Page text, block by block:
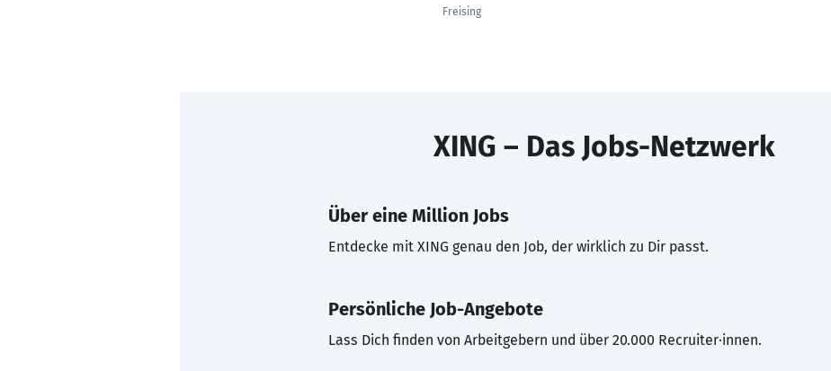
Freising
XING – Das Jobs-Netzwerk
Über eine Million Jobs
Entdecke mit XING genau den Job, der wirklich zu Dir passt.
Persönliche Job-Angebote
Lass Dich finden von Arbeitgebern und über 20.000 Recruiter·innen.